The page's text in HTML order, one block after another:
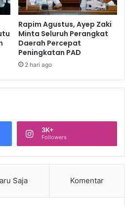
Rapim Agustus, Ayep Zaki
Minta Seluruh Perangkat
Daerah Percepat
Peningkatan PAD
2 hari ago
3K+
Followers
Saja Komentar